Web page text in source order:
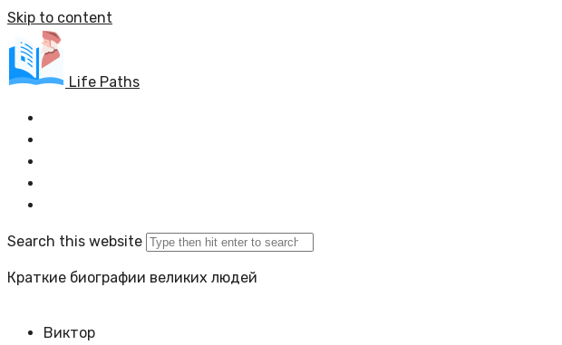
Skip to content
Life Paths
Search this website
Краткие биографии великих людей
Виктор